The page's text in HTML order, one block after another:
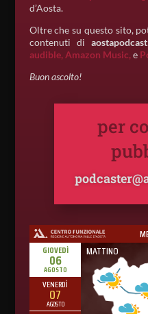
d’Aosta.
Oltre che su questo sito,
contenuti diaostapodcast
audible, Amazon Music,e
Buon ascolto!
per